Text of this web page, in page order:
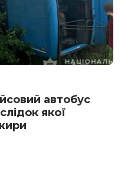
автобус
якої